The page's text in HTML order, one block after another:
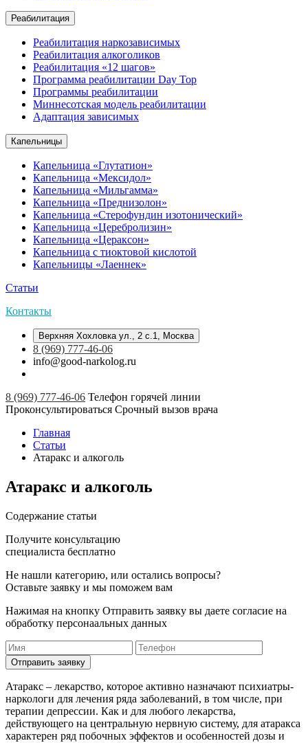
Реабилитация
Реабилитация наркозависимых
Реабилитация алкоголиков
Реабилитация «12 шагов»
Программа реабилитации Day Top
Программы реабилитации
Миннесотская модель реабилитации
Адаптация зависимых
Капельницы
Капельница «Глутатион»
Капельница «Мексидол»
Капельница «Мильгамма»
Капельница «Преднизолон»
Капельница «Стерофундин изотонический»
Капельница «Церебролизин»
Капельница «Цераксон»
Капельница с тиоктовой кислотой
Капельницы «Лаеннек»
Статьи
Контакты
Верхняя Хохловка ул., 2 с.1, Москва
8 (969) 777-46-06
info@good-narkolog.ru
8 (969) 777-46-06 Телефон горячей линии
Проконсультироваться Срочный вызов врача
Главная
Статьи
Атаракс и алкоголь
Атаракс и алкоголь
Cодержание статьи
Получите консультацию
специалиста бесплатно
Не нашли категорию, или остались вопросы?
Оставьте заявку и мы поможем вам
Нажимая на кнопку Отправить заявку вы даете согласие на
обработку персонаальных данных
Отправить заявку
Атаракс – лекарство, которое активно назначают психиатры-
наркологи для лечения ряда заболеваний, в том числе, при
терапии депрессии. Как и для любого лекарства,
действующего на центральную нервную систему, для атаракса
характерен ряд побочных эффектов и особенностей дозы и